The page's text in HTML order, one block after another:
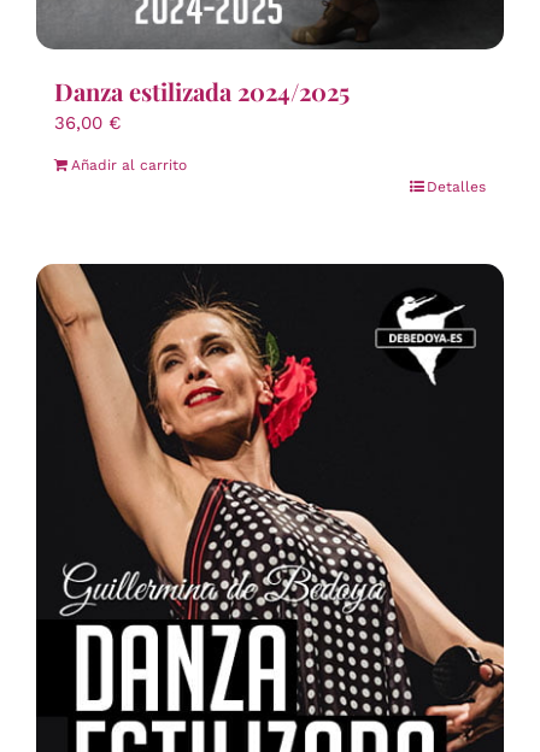
Danza estilizada 2024/2025
36,00 €
Añadir al carrito
Detalles